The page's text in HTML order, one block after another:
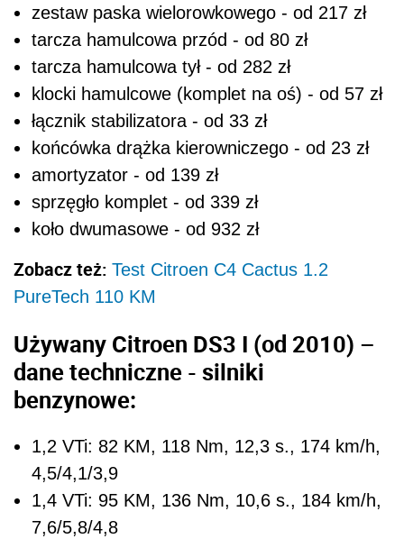
zestaw paska wielorowkowego - od 217 zł
tarcza hamulcowa przód - od 80 zł
tarcza hamulcowa tył - od 282 zł
klocki hamulcowe (komplet na oś) - od 57 zł
łącznik stabilizatora - od 33 zł
końcówka drążka kierowniczego - od 23 zł
amortyzator - od 139 zł
sprzęgło komplet - od 339 zł
koło dwumasowe - od 932 zł
Zobacz też: Test Citroen C4 Cactus 1.2
PureTech 110 KM
Używany Citroen DS3 I (od 2010) –
dane techniczne - silniki
benzynowe:
1,2 VTi: 82 KM, 118 Nm, 12,3 s., 174 km/h,
4,5/4,1/3,9
1,4 VTi: 95 KM, 136 Nm, 10,6 s., 184 km/h,
7,6/5,8/4,8